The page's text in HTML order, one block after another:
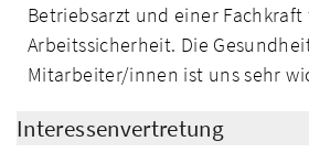
Betriebsarzt und einer Fachkraft
Arbeitssicherheit. Die
Mitarbeiter/innen ist uns sehr
Interessenvertretung